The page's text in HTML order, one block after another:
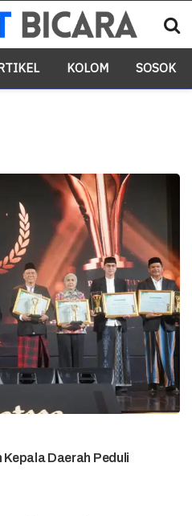
KOLOM SOSOK
Daerah Peduli